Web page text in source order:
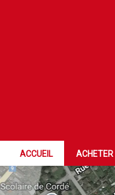
ACCUEIL ACHETER